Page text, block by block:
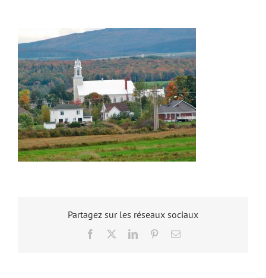
Partagez sur les réseaux sociaux
Facebook LinkedInPinterestEmail